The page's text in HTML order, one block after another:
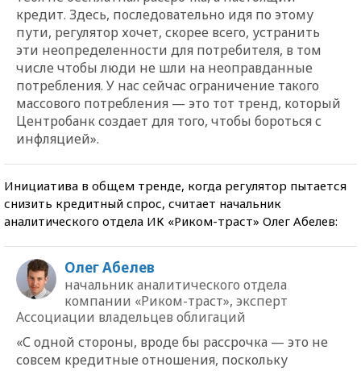
кредит. Здесь, последовательно идя по этому
пути, регулятор хочет, скорее всего, устранить
эти неопределенности для потребителя, в том
числе чтобы люди не шли на неоправданные
потребления. У нас сейчас ограничение такого
массового потребления — это тот тренд, который
Центробанк создает для того, чтобы бороться с
инфляцией».
Инициатива в общем тренде, когда регулятор пытается
снизить кредитный спрос, считает начальник
аналитического отдела ИК «Риком-траст» Олег Абелев:
Олег Абелев
начальник аналитического отдела
компании «Риком-траст», эксперт
Ассоциации владельцев облигаций
«С одной стороны, вроде бы рассрочка — это не
совсем кредитные отношения, поскольку